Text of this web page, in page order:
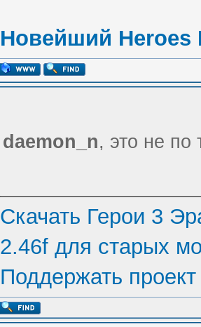
Новейший Heroes
daemon_n, это не
Скачать Герои 3
2.46f для старых
Поддержать проект